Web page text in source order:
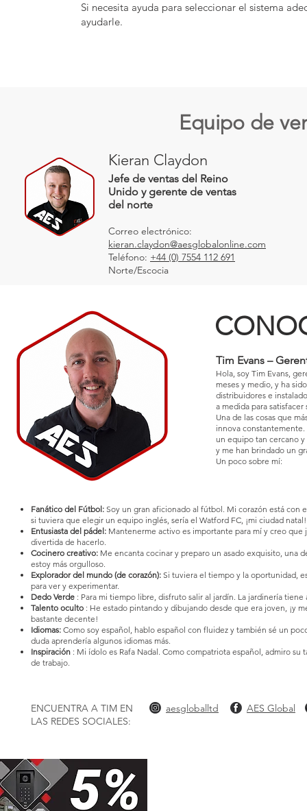
Si necesita ayuda para seleccionar el sistema
ayudarle.
Equipo de
Kieran Claydon
Jefe de ventas del Reino
Unido y gerente de ventas
del norte
Correo electrónico:
kieran.claydon@aesglobalonline.com
Teléfono: +44 (0) 7554 112 691
Norte/Escocia
Tim Evans –
Hola, soy Tim Evans,
meses y medio, y ha
distribuidores e
a medida para
Una de las cosas que
innova
un equipo tan cercano
y me han brindado un
Un poco sobre mí:
Fanático del Fútbol: Soy un gran aficionado al fútbol. Mi corazón está con
si tuviera que elegir un equipo inglés, sería el Watford FC, ¡mi ciudad natal!
Entusiasta del pádel: Mantenerme activo es importante para mí y creo que
divertida de hacerlo.
Cocinero creativo: Me encanta cocinar y preparo un asado exquisito, una
estoy más orgulloso.
Explorador del mundo (de corazón): Si tuviera el tiempo y la oportunidad,
para ver y experimentar.
Dedo Verde : Para mi tiempo libre, disfruto salir al jardín. La jardinería tiene
Talento oculto : He estado pintando y dibujando desde que era joven, ¡y
bastante decente!
Idiomas: Como soy español, hablo español con fluidez y también sé un
duda aprendería algunos idiomas más.
Inspiración : Mi ídolo es Rafa Nadal. Como compatriota español, admiro
de trabajo.
ENCUENTRA A TIM EN
LAS REDES SOCIALES:
aesgloballtd AES Global